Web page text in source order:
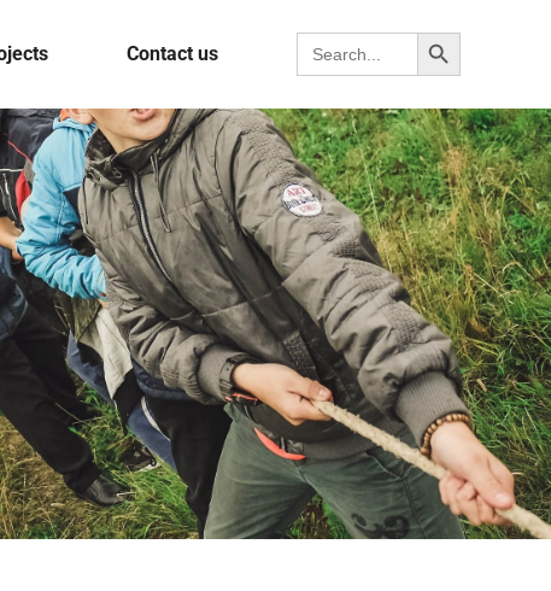
Contact us Search for: Search Button